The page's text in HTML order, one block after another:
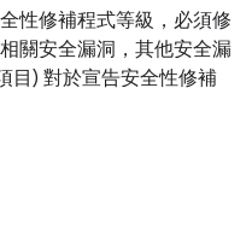
性修補程式等級，必須修
關安全漏洞，其他安全漏
目) 對於宣告安全性修補